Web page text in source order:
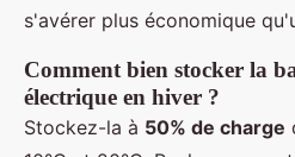
s'avérer plus économique
Comment bien stocker la
électrique en hiver ?
Stockez-la à 50% de charge